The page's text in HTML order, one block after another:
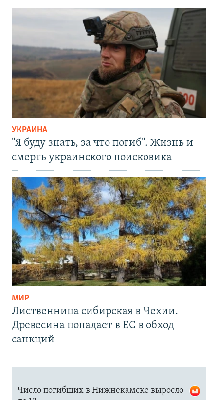
УКРАИНА
"Я буду знать, за что погиб". Жизнь и
смерть украинского поисковика
МИР
Лиственница сибирская в Чехии.
Древесина попадает в ЕС в обход
санкций